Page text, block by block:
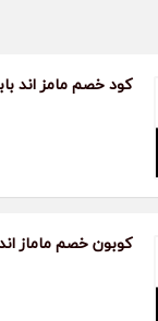
كود خصم مامز اند
كوبون خصم ماماز اند